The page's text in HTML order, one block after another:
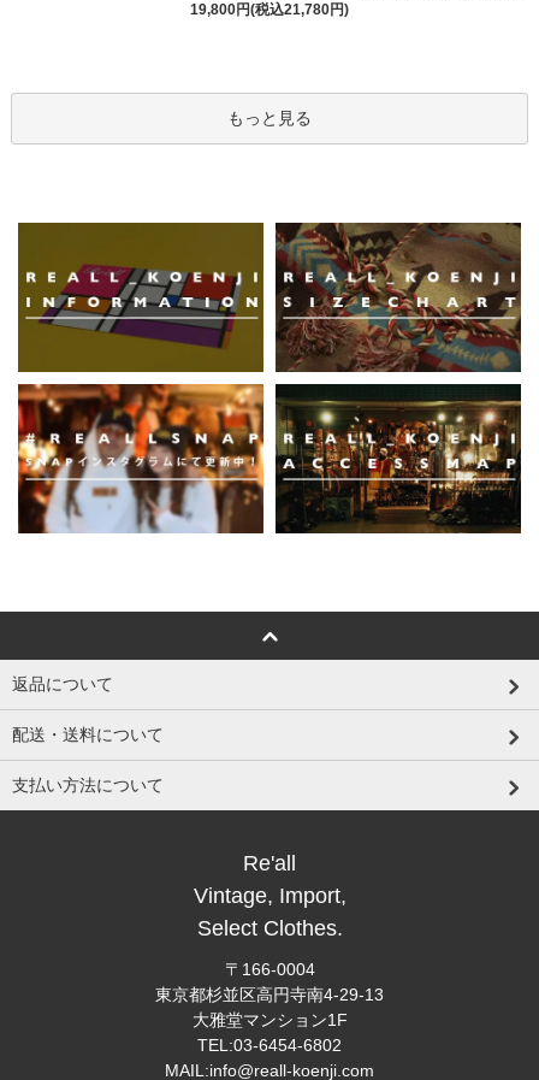
19,800円(税込21,780円)
もっと見る
返品について
配送・送料について
支払い方法について
Re'all
Vintage, Import,
Select Clothes.
〒166-0004
東京都杉並区高円寺南4-29-13
大雅堂マンション1F
TEL:03-6454-6802
MAIL:info@reall-koenji.com